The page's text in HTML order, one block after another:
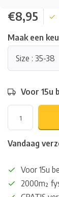
€8,95
Maak een
Size : 35-38
Voor 15u
Vandaag
Voor 15u
2000m²